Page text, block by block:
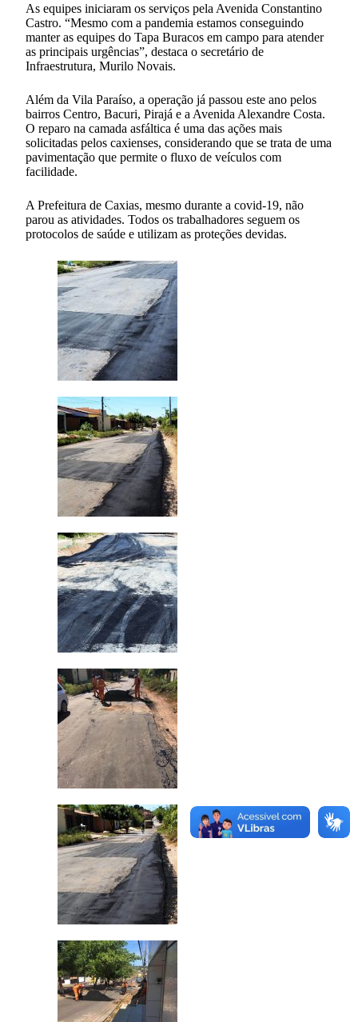
As equipes iniciaram os serviços pela Avenida Constantino
Castro. “Mesmo com a pandemia estamos conseguindo
manter as equipes do Tapa Buracos em campo para atender
as principais urgências”, destaca o secretário de
Infraestrutura, Murilo Novais.
Além da Vila Paraíso, a operação já passou este ano pelos
bairros Centro, Bacuri, Pirajá e a Avenida Alexandre Costa.
O reparo na camada asfáltica é uma das ações mais
solicitadas pelos caxienses, considerando que se trata de uma
pavimentação que permite o fluxo de veículos com
facilidade.
A Prefeitura de Caxias, mesmo durante a covid-19, não
parou as atividades. Todos os trabalhadores seguem os
protocolos de saúde e utilizam as proteções devidas.